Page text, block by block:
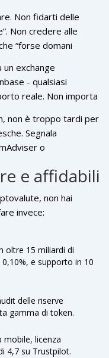
Non fidarti delle
Non credere alle
“forse domani
più ritirare.
exchange
- qualsiasi
reale. Non importa
e avere i tuoi soldi
nessuno a cui
non è troppo tardi per
Segnala
o
e affidabili
non hai
invece:
oltre 15 miliardi di
e supporto in 10
delle riserve
gamma di token.
mobile, licenza
4,7 su Trustpilot.